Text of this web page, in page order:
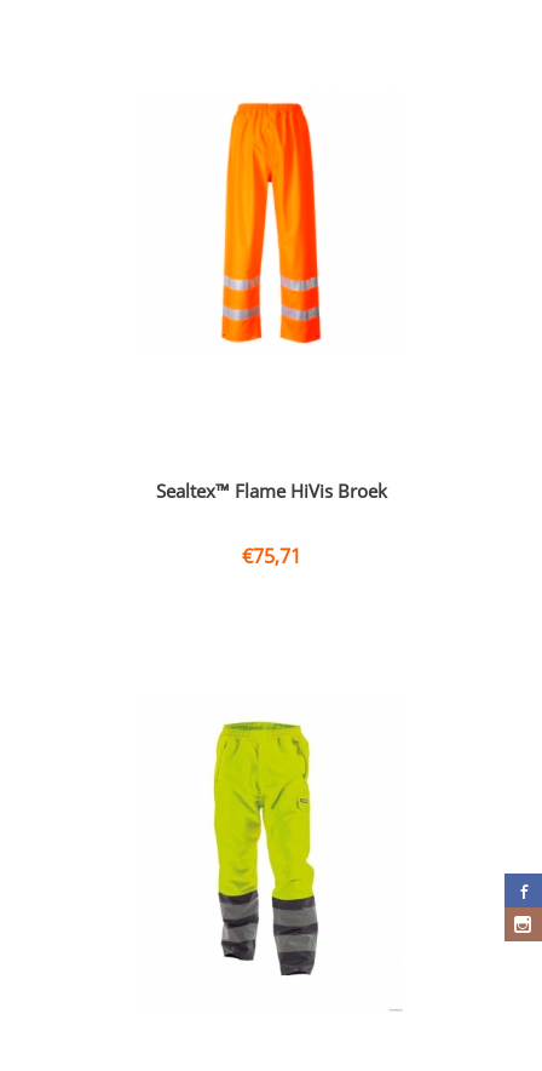
Sealtex™ Flame HiVis Broek
€75,71